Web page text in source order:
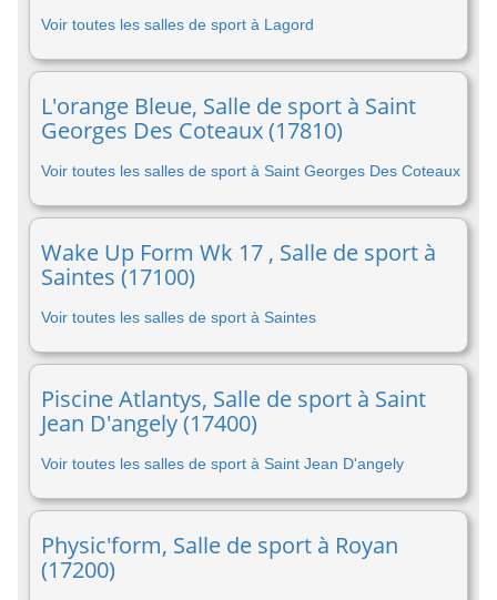
Voir toutes les salles de sport à Lagord
L'orange Bleue, Salle de sport à Saint
Georges Des Coteaux (17810)
Voir toutes les salles de sport à Saint Georges Des Coteaux
Wake Up Form Wk 17 , Salle de sport à
Saintes (17100)
Voir toutes les salles de sport à Saintes
Piscine Atlantys, Salle de sport à Saint
Jean D'angely (17400)
Voir toutes les salles de sport à Saint Jean D'angely
Physic'form, Salle de sport à Royan
(17200)